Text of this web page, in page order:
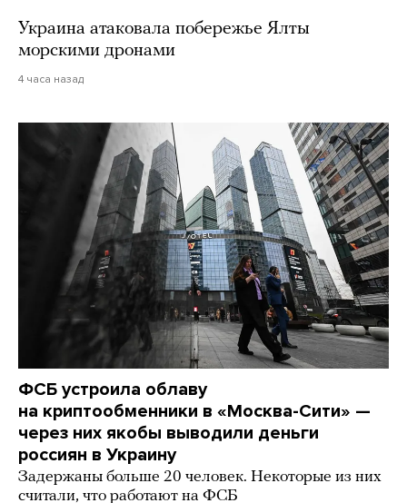
Украина атаковала побережье Ялты
морскими дронами
4 часа назад
ФСБ устроила облаву
на криптообменники в «Москва-Сити» —
через них якобы выводили деньги
россиян в Украину
Задержаны больше 20 человек. Некоторые из них
считали, что работают на ФСБ